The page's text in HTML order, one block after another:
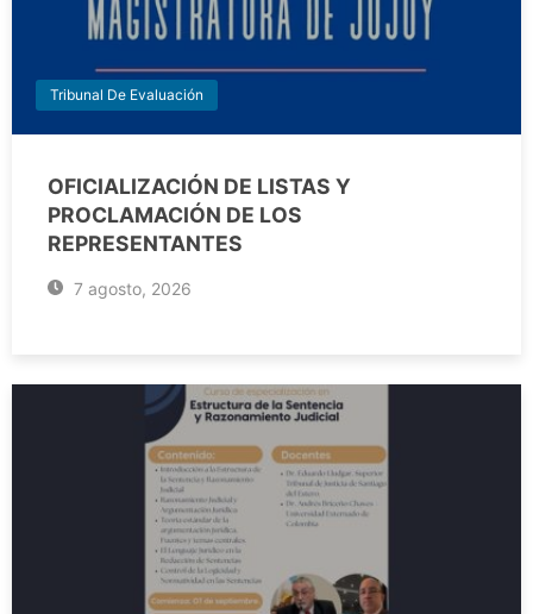
Tribunal De Evaluación
OFICIALIZACIÓN DE LISTAS Y
PROCLAMACIÓN DE LOS
REPRESENTANTES
7 agosto, 2026